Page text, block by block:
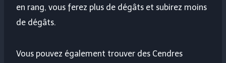
en rang, vous ferez plus de dégâts et subirez moins
de dégâts.
Vous pouvez également trouver des Cendres